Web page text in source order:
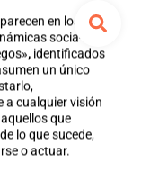
en los
socia- les
, identificados
un único
a cualquier visión
que
lo que sucede,
o actuar.